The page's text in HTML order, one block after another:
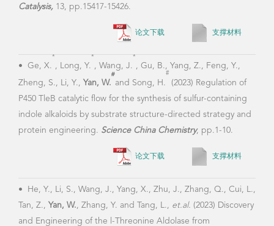
Catalysis, 13, pp.15417-15426.
论文下载 支撑材料
• Ge, X.
*
, Long, Y.
*
, Wang, J.
*
, Gu, B., Yang, Z., Feng, Y.,
Zheng, S., Li, Y., Yan, W.
#
and Song, H.
#
(2023) Regulation of
P450 TleB catalytic flow for the synthesis of sulfur-containing
indole alkaloids by substrate structure-directed strategy and
protein engineering. Science China Chemistry, pp.1-10.
论文下载 支撑材料
•
He, Y., Li, S., Wang, J., Yang, X., Zhu, J., Zhang, Q., Cui, L.,
Tan, Z., Yan, W. , Zhang, Y. and Tang, L., et.al. (2023) Discovery
and Engineering of the l-Threonine Aldolase from